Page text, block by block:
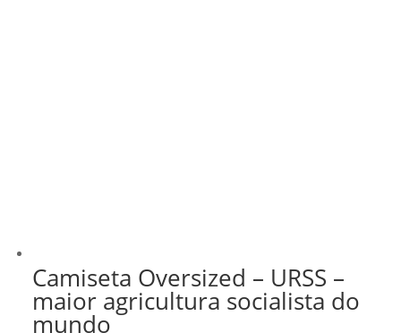
Camiseta Oversized – URSS –
maior agricultura socialista do
mundo